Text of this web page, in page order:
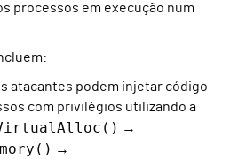
processos em execução num
atacantes podem injetar código
com privilégios utilizando a
→
→